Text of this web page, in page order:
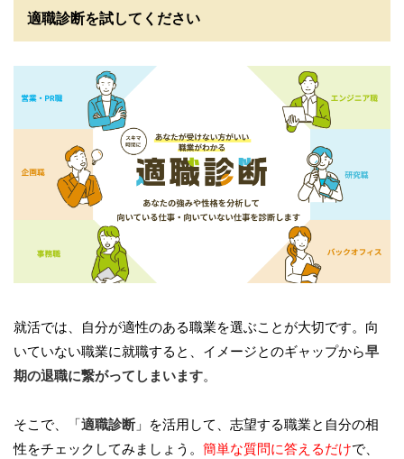
適職診断を試してください
就活では、自分が適性のある職業を選ぶことが大切です。向
いていない職業に就職すると、イメージとのギャップから早
期の退職に繋がってしまいます。
そこで、「適職診断」を活用して、志望する職業と自分の相
性をチェックしてみましょう。 簡単な質問に答えるだけで、